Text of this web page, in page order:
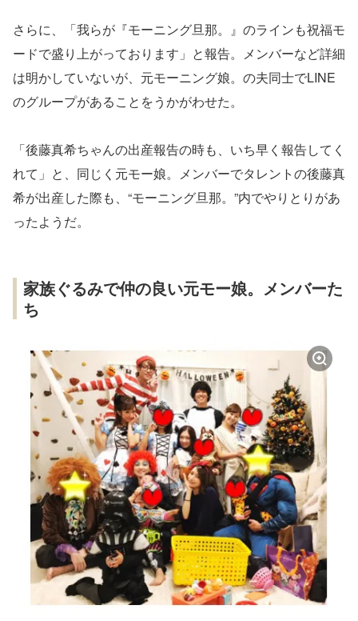
さらに、「我らが『モーニング旦那。』のラインも祝福モ
ードで盛り上がっております」と報告。メンバーなど詳細
は明かしていないが、元モーニング娘。の夫同士でLINE
のグループがあることをうかがわせた。
「後藤真希ちゃんの出産報告の時も、いち早く報告してく
れて」と、同じく元モー娘。メンバーでタレントの後藤真
希が出産した際も、“モーニング旦那。”内でやりとりがあ
ったようだ。
家族ぐるみで仲の良い元モー娘。メンバーた
ち